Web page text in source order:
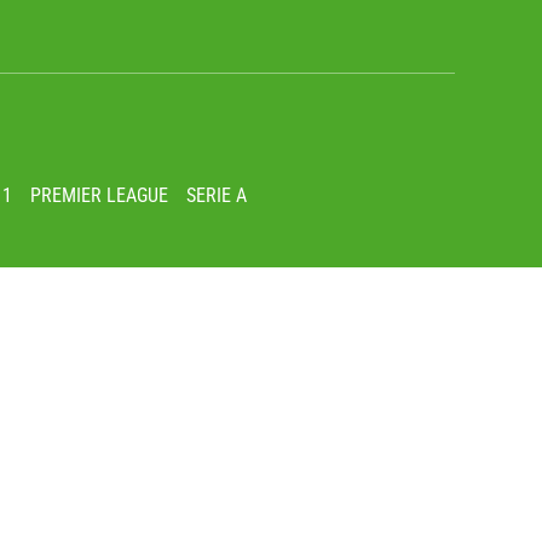
PREMIER LEAGUE SERIE A